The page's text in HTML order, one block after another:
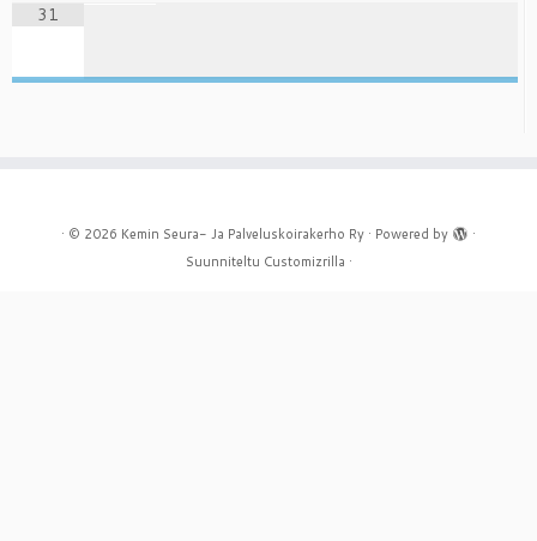
31
· © 2026 Kemin Seura- Ja Palveluskoirakerho Ry · Powered by
·
Suunniteltu Customizrilla ·